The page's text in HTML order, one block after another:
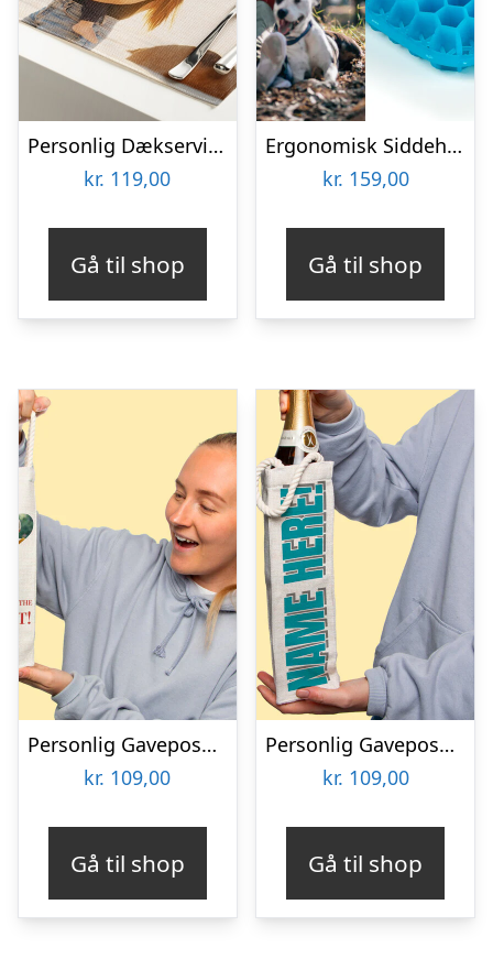
Personlig Dækserviet med Billede
kr. 119,00
Gå til shop
Ergonomisk Siddehynde i Gel
kr. 159,00
Gå til shop
Personlig Gavepose til vin med Fotohjerte & Tekst
kr. 109,00
Gå til shop
Personlig Gavepose til vin med Tekst
kr. 109,00
Gå til shop